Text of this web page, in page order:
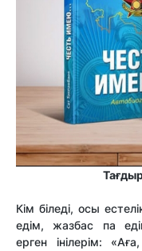
Кім біледі, осы
едім, жазбас па
ерген інілерім: